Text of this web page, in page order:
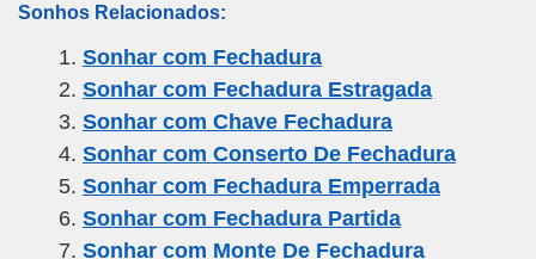
ail c
e
b
o
o
k
tt
er
e
gr
a
m
s
A
p
p
e
Sonhos Relacionados:
Sonhar com Fechadura
Sonhar com Fechadura Estragada
Sonhar com Chave Fechadura
Sonhar com Conserto De Fechadura
Sonhar com Fechadura Emperrada
Sonhar com Fechadura Partida
Sonhar com Monte De Fechadura